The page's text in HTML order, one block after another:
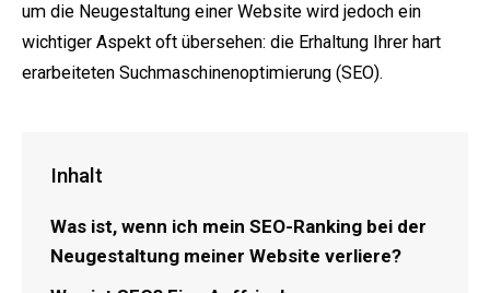
um die Neugestaltung einer Website wird jedoch ein
wichtiger Aspekt oft übersehen: die Erhaltung Ihrer hart
erarbeiteten Suchmaschinenoptimierung (SEO).
Inhalt
Was ist, wenn ich mein SEO-Ranking bei der
Neugestaltung meiner Website verliere?